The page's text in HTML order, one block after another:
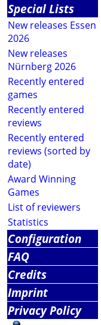
Special Lists
New releases Essen
2026
New releases
Nürnberg 2026
Recently entered
games
Recently entered
reviews
Recently entered
reviews (sorted by
date)
Award Winning
Games
List of reviewers
Statistics
Configuration
FAQ
Credits
Imprint
Privacy Policy